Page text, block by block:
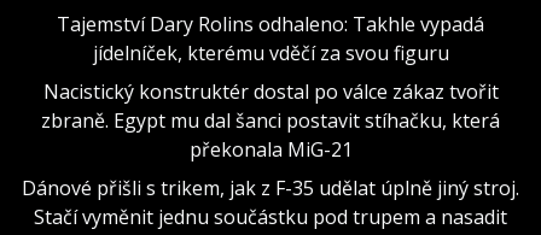
Tajemství Dary Rolins odhaleno: Takhle vypadá
jídelníček, kterému vděčí za svou figuru
Nacistický konstruktér dostal po válce zákaz tvořit
zbraně. Egypt mu dal šanci postavit stíhačku, která
překonala MiG-21
Dánové přišli s trikem, jak z F-35 udělat úplně jiný stroj.
Stačí vyměnit jednu součástku pod trupem a nasadit